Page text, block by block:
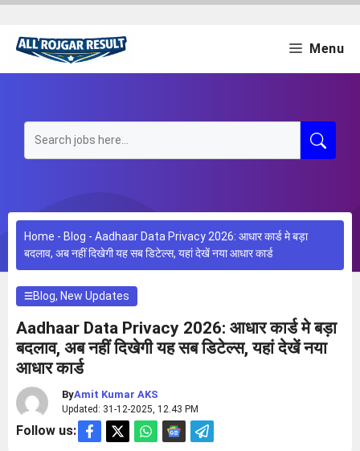
Skip
content
Menu
Home - Blog - Aadhaar Data Privacy 2026: आधार कार्ड मे बड़ा
बदलाव, अब नहीं दिखेगी यह सब डिटेल्स, यहां देखें नया आधार कार्ड
Blog,New Updates
Aadhaar Data Privacy 2026: आधार कार्ड मे बड़ा
बदलाव, अब नहीं दिखेगी यह सब डिटेल्स, यहां देखें नया
आधार कार्ड
ByAmit Kumar AKS
Updated: 31-12-2025, 12.43 PM
Follow us: